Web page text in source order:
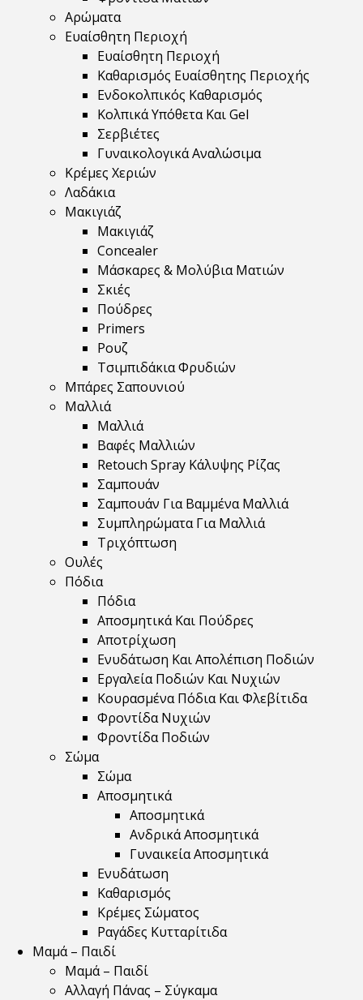
Αρώματα
Ευαίσθητη Περιοχή
Ευαίσθητη Περιοχή
Καθαρισμός Ευαίσθητης Περιοχής
Ενδοκολπικός Καθαρισμός
Κολπικά Υπόθετα Και Gel
Σερβιέτες
Γυναικολογικά Αναλώσιμα
Κρέμες Χεριών
Λαδάκια
Μακιγιάζ
Μακιγιάζ
Concealer
Μάσκαρες & Μολύβια Ματιών
Σκιές
Πούδρες
Primers
Ρουζ
Τσιμπιδάκια Φρυδιών
Μπάρες Σαπουνιού
Μαλλιά
Μαλλιά
Βαφές Μαλλιών
Retouch Spray Κάλυψης Ρίζας
Σαμπουάν
Σαμπουάν Για Βαμμένα Μαλλιά
Συμπληρώματα Για Μαλλιά
Τριχόπτωση
Ουλές
Πόδια
Πόδια
Αποσμητικά Και Πούδρες
Αποτρίχωση
Ενυδάτωση Και Απολέπιση Ποδιών
Εργαλεία Ποδιών Και Νυχιών
Κουρασμένα Πόδια Και Φλεβίτιδα
Φροντίδα Νυχιών
Φροντίδα Ποδιών
Σώμα
Σώμα
Αποσμητικά
Αποσμητικά
Ανδρικά Αποσμητικά
Γυναικεία Αποσμητικά
Ενυδάτωση
Καθαρισμός
Κρέμες Σώματος
Ραγάδες Κυτταρίτιδα
Μαμά – Παιδί
Μαμά – Παιδί
Αλλαγή Πάνας – Σύγκαμα